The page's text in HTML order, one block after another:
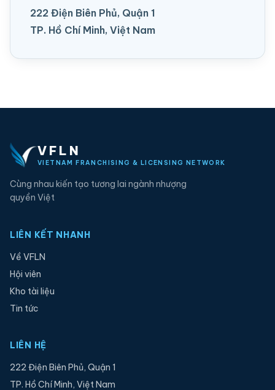
222 Điện Biên Phủ, Quận 1
TP. Hồ Chí Minh, Việt Nam
VFLN
VIETNAM FRANCHISING & LICENSING NETWORK
Cùng nhau kiến tạo tương lai ngành nhượng
quyền Việt
LIÊN KẾT NHANH
Về VFLN
Hội viên
Kho tài liệu
Tin tức
LIÊN HỆ
222 Điện Biên Phủ, Quận 1
TP. Hồ Chí Minh, Việt Nam